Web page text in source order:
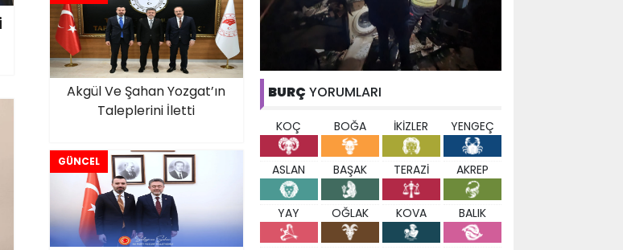
Akgül Ve Şahan Yozgat’ın
Taleplerini İletti
GÜNCEL
BURÇ YORUMLARI
KOÇ BOĞA İKİZLER YENGEÇ
ASLAN BAŞAK TERAZİ AKREP
YAY OĞLAK KOVA BALIK